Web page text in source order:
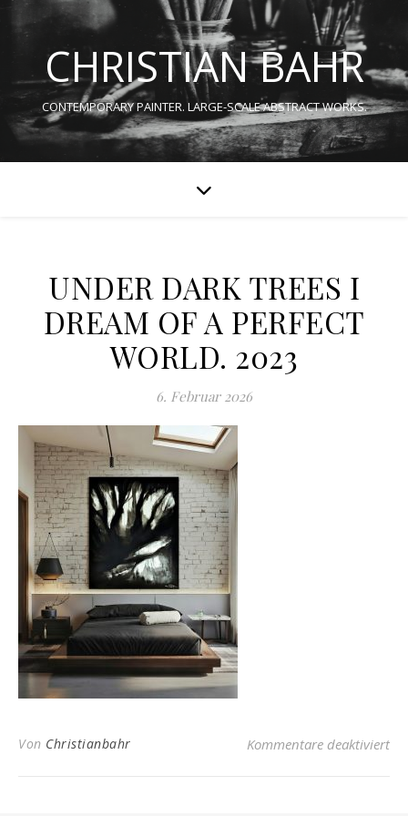
CHRISTIAN BAHR
CONTEMPORARY PAINTER. LARGE-SCALE ABSTRACT WORKS.
UNDER DARK TREES I
DREAM OF A PERFECT
WORLD. 2023
6. Februar 2026
Von Christianbahr Kommentare deaktiviertfür